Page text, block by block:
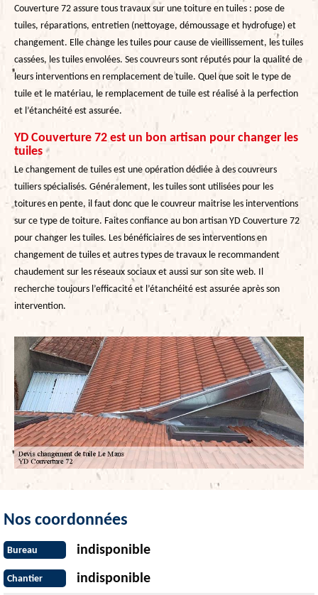
Couverture 72 assure tous travaux sur une toiture en tuiles : pose de
tuiles, réparations, entretien (nettoyage, démoussage et hydrofuge) et
changement. Elle change les tuiles pour cause de vieillissement, les tuiles
cassées, les tuiles envolées. Ses couvreurs sont réputés pour la qualité de
leurs interventions en remplacement de tuile. Quel que soit le type de
tuile et le matériau, le remplacement de tuile est réalisé à la perfection
et l’étanchéité est assurée.
YD Couverture 72 est un bon artisan pour changer les
tuiles
Le changement de tuiles est une opération dédiée à des couvreurs
tuiliers spécialisés. Généralement, les tuiles sont utilisées pour les
toitures en pente, il faut donc que le couvreur maitrise les interventions
sur ce type de toiture. Faites confiance au bon artisan YD Couverture 72
pour changer les tuiles. Les bénéficiaires de ses interventions en
changement de tuiles et autres types de travaux le recommandent
chaudement sur les réseaux sociaux et aussi sur son site web. Il
recherche toujours l’efficacité et l’étanchéité est assurée après son
intervention.
Nos coordonnées
Bureau indisponible
Chantier indisponible